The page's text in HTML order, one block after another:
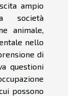
ampio
società
animale,
nello
di
questioni
possono